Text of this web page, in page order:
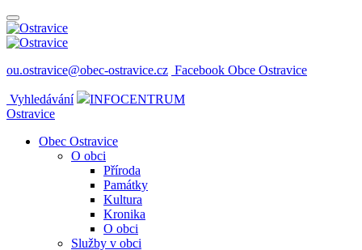
ou.ostravice@obec-ostravice.cz Facebook Obce Ostravice
Vyhledávání
INFOCENTRUM
Ostravice
Obec Ostravice
O obci
Příroda
Památky
Kultura
Kronika
O obci
Služby v obci